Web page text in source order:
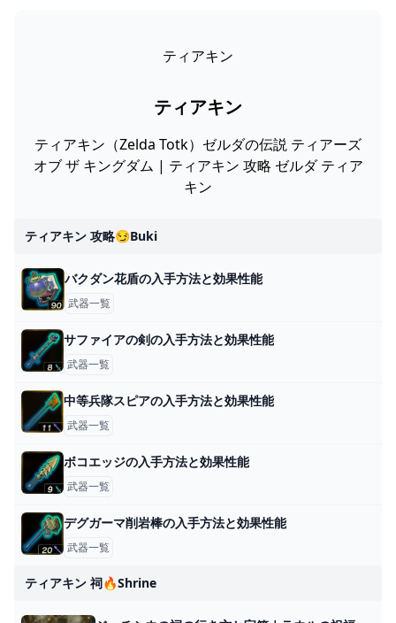
ティアキン
ティアキン
ティアキン（Zelda Totk）ゼルダの伝説 ティアーズ
オブ ザ キングダム | ティアキン 攻略 ゼルダ ティア
キン
ティアキン 攻略😏buki
バクダン花盾の入手方法と効果性能
武器一覧
サファイアの剣の入手方法と効果性能
武器一覧
中等兵隊スピアの入手方法と効果性能
武器一覧
ボコエッジの入手方法と効果性能
武器一覧
デグガーマ削岩棒の入手方法と効果性能
武器一覧
ティアキン 祠🔥shrine